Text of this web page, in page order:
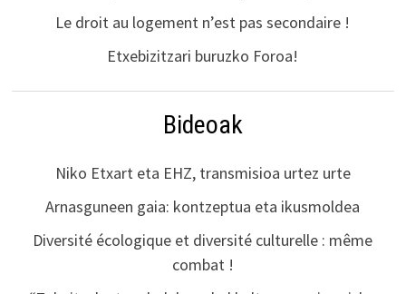
Le droit au logement n’est pas secondaire !
Etxebizitzari buruzko Foroa!
Bideoak
Niko Etxart eta EHZ, transmisioa urtez urte
Arnasguneen gaia: kontzeptua eta ikusmoldea
Diversité écologique et diversité culturelle : même
combat !